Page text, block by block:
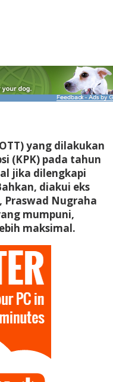
yang dilakukan
(KPK) pada tahun
jika dilengkapi
diakui eks
Praswad Nugraha
mumpuni,
maksimal.